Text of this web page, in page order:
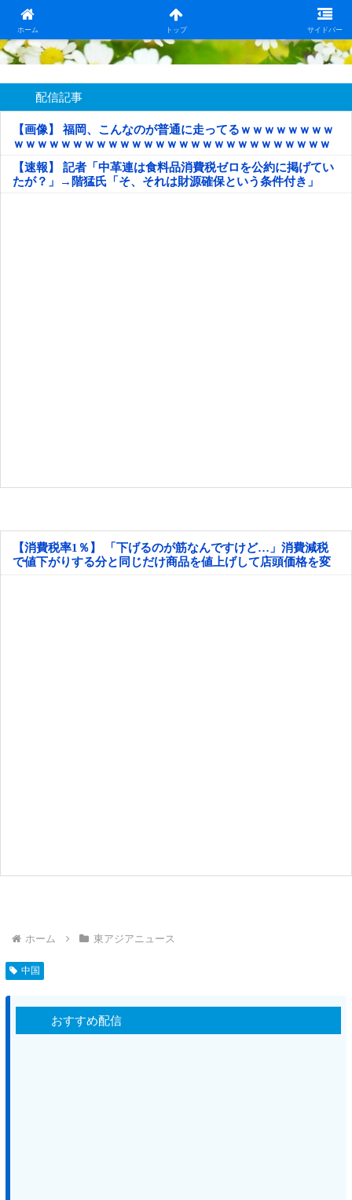
ホーム トップ サイドバー
日本第一！ニュース録
配信記事
【画像】 福岡、こんなのが普通に走ってるｗｗｗｗｗｗｗｗ
ｗｗｗｗｗｗｗｗｗｗｗｗｗｗｗｗｗｗｗｗｗｗｗｗｗｗｗ
ｗｗｗｗｗ
【速報】 記者「中革連は食料品消費税ゼロを公約に掲げてい
たが？」→階猛氏「そ、それは財源確保という条件付き」
【消費税率1％】 「下げるのが筋なんですけど…」消費減税
で値下がりする分と同じだけ商品を値上げして店頭価格を変
えない店も
ホーム 東アジアニュース
中国
おすすめ配信